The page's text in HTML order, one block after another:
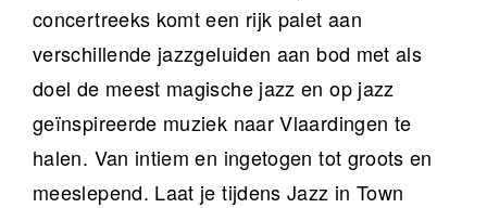
concertreeks komt een rijk palet aan
verschillende jazzgeluiden aan bod met als
doel de meest magische jazz en op jazz
geïnspireerde muziek naar Vlaardingen te
halen. Van intiem en ingetogen tot groots en
meeslepend. Laat je tijdens Jazz in Town